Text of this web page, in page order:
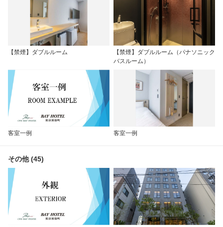
【禁煙】ダブルルーム
【禁煙】ダブルルーム（パナソニック
バスルーム）
客室一例 客室一例
その他 (45)